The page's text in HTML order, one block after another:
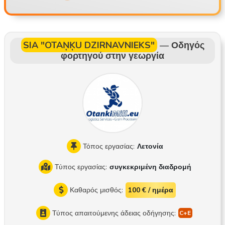
μαστε μια μικρή, οικογενειακή επιχείρηση Είμαστε μια δίκαιη
ρχουν βάρδιες 2 εβδομάδων, συνήθως με αναχώρηση τη Δε
υτέρα της μιας εβδομάδας και άφιξη την Παρασκευή της άλλ
έστης ή στο Balotaszállás Δρομολόγια: Αυστρία, Σλοβακία,
λία, Ισπανία, Πορτογαλία, Αγγλία, Ιρλανδία, Σκωτία κ.λπ. Διαν
υόμενη απόσταση 12.000 χλμ. / μήνα Συνήθως πλήρη φορτί
α, μερικές φορές αλλαγή παλετών Οχήματα: ένα Scania S50
0 νέας γενιάς και ένα ημιρυμουλκούμενο Schmitz Sko24 Σύσ
τημα διαχείρισης οχημάτων Παρακαλώ τους υποψηφίους να
δουν στην ιστοσελίδα το συγκεκριμένο συρματοσύστημα πρ
SIA "OTAŅĶU DZIRNAVNIEKS" — Οδηγός
φορτηγού στην γεωργία
Τόπος εργασίας: Λετονία
Τύπος εργασίας: συγκεκριμένη διαδρομή
Καθαρός μισθός: 100 € / ημέρα
Τύπος απαιτούμενης άδειας οδήγησης: